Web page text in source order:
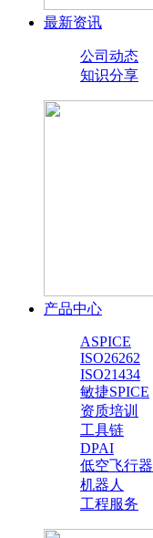
最新资讯
公司动态
知识分享
产品中心
ASPICE
ISO26262
ISO21434
敏捷SPICE
资质培训
工具链
DPAI
低空飞行器
机器人
工程服务